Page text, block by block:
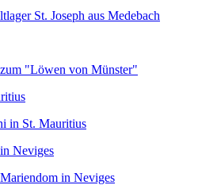
St. Joseph aus Medebach
"Löwen von Münster"
in St. Mauritius
in Neviges